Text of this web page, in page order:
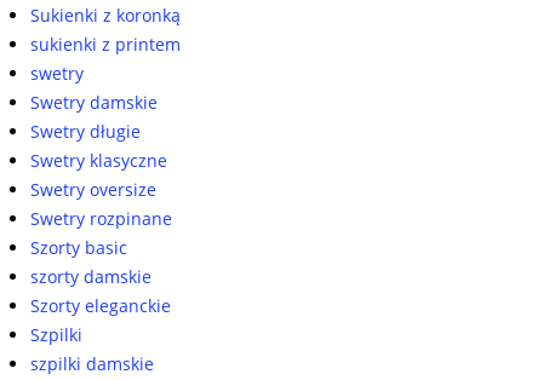
Sukienki z koronką
sukienki z printem
swetry
Swetry damskie
Swetry długie
Swetry klasyczne
Swetry oversize
Swetry rozpinane
Szorty basic
szorty damskie
Szorty eleganckie
Szpilki
szpilki damskie